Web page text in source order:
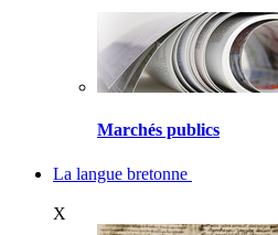
Marchés publics
La langue bretonne
X